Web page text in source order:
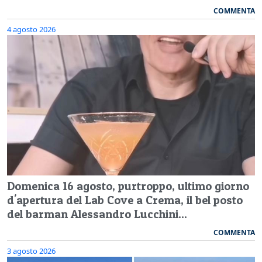
COMMENTA
4 agosto 2026
Domenica 16 agosto, purtroppo, ultimo giorno
d'apertura del Lab Cove a Crema, il bel posto
del barman Alessandro Lucchini...
COMMENTA
3 agosto 2026